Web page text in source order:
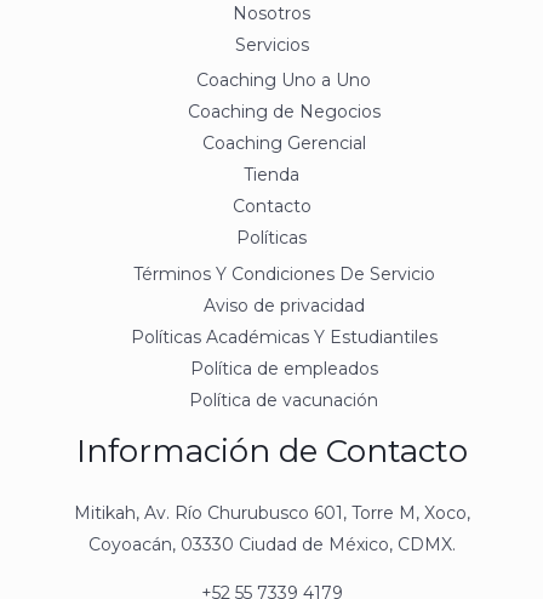
Nosotros
Servicios
Coaching Uno a Uno
Coaching de Negocios
Coaching Gerencial
Tienda
Contacto
Políticas
Términos Y Condiciones De Servicio
Aviso de privacidad
Políticas Académicas Y Estudiantiles
Política de empleados
Política de vacunación
Información de Contacto
Mitikah, Av. Río Churubusco 601, Torre M, Xoco,
Coyoacán, 03330 Ciudad de México, CDMX.
+52 55 7339 4179